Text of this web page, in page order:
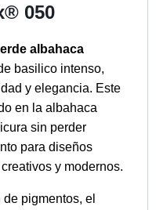
050
albahaca
basilico intenso,
y elegancia. Este
en la albahaca
sin perder
para diseños
y modernos.
pigmentos, el